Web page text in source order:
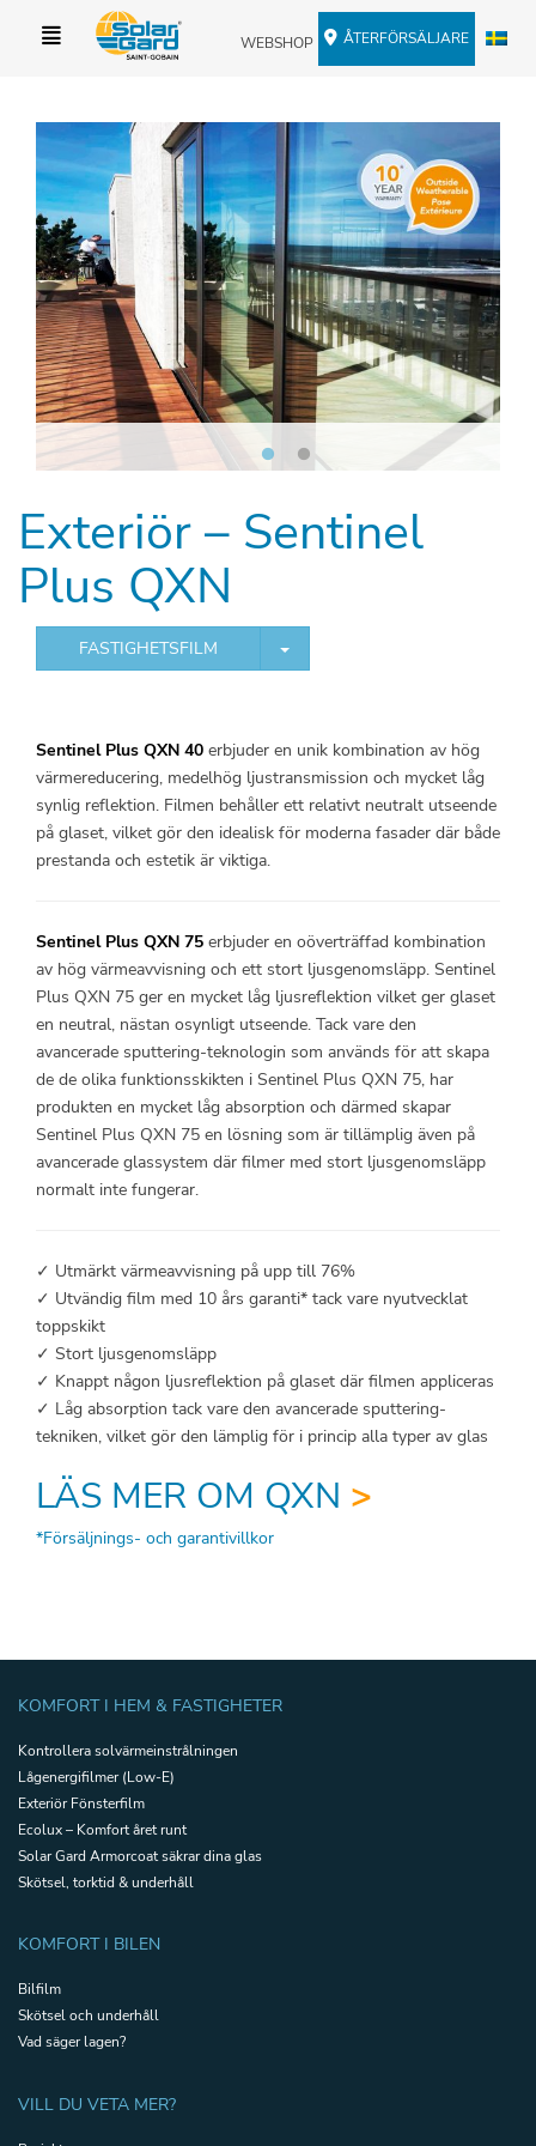
WEBSHOP ÅTERFÖRSÄLJARE
Exteriör – Sentinel
Plus QXN
FASTIGHETSFILM TOGGLE DROPDOWN
Sentinel Plus QXN 40 erbjuder en unik kombination av hög
värmereducering, medelhög ljustransmission och mycket låg
synlig reflektion. Filmen behåller ett relativt neutralt utseende
på glaset, vilket gör den idealisk för moderna fasader där både
prestanda och estetik är viktiga.
Sentinel Plus QXN 75 erbjuder en oöverträffad kombination
av hög värmeavvisning och ett stort ljusgenomsläpp. Sentinel
Plus QXN 75 ger en mycket låg ljusreflektion vilket ger glaset
en neutral, nästan osynligt utseende. Tack vare den
avancerade sputtering-teknologin som används för att skapa
de de olika funktionsskikten i Sentinel Plus QXN 75, har
produkten en mycket låg absorption och därmed skapar
Sentinel Plus QXN 75 en lösning som är tillämplig även på
avancerade glassystem där filmer med stort ljusgenomsläpp
normalt inte fungerar.
✓ Utmärkt värmeavvisning på upp till 76%
✓ Utvändig film med 10 års garanti* tack vare nyutvecklat
toppskikt
✓ Stort ljusgenomsläpp
✓ Knappt någon ljusreflektion på glaset där filmen appliceras
✓ Låg absorption tack vare den avancerade sputtering-
tekniken, vilket gör den lämplig för i princip alla typer av glas
LÄS MER OM QXN >
*Försäljnings- och garantivillkor
KOMFORT I HEM & FASTIGHETER
Kontrollera solvärmeinstrålningen
Lågenergifilmer (Low-E)
Exteriör Fönsterfilm
Ecolux – Komfort året runt
Solar Gard Armorcoat säkrar dina glas
Skötsel, torktid & underhåll
KOMFORT I BILEN
Bilfilm
Skötsel och underhåll
Vad säger lagen?
VILL DU VETA MER?